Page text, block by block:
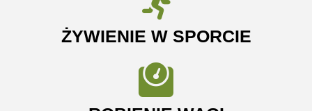
ŻYWIENIE W SPORCIE